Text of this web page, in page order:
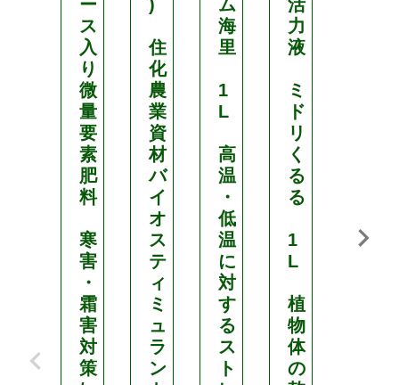
ー
ス
入
り
微
量
要
素
肥
料
寒
害
・
霜
害
対
策
)
住
化
農
業
資
材
バ
イ
オ
ス
テ
ィ
ミ
ュ
ラ
ン
ム
海
里
1
L
高
温
・
低
温
に
対
す
る
ス
ト
活
力
液
ミ
ド
リ
く
る
る
1
L
植
物
体
の
代